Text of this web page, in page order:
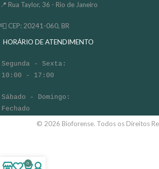
📍 Rua Taylor, 36 - Rio de Janeiro
📮 CEP: 20241-060, BR
HORÁRIO DE ATENDIMENTO
Segunda - Sexta:
10:00 - 17:00
Sábado - Domingo:
Fechado
© 2026 Bioforense. Todos os Direitos
0